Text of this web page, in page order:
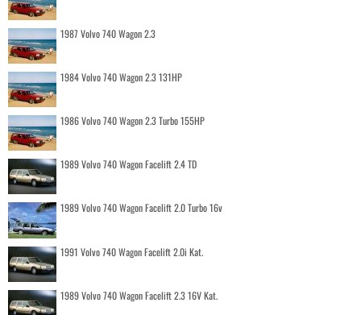
1987 Volvo 740 Wagon 2.3
1984 Volvo 740 Wagon 2.3 131HP
1986 Volvo 740 Wagon 2.3 Turbo 155HP
1989 Volvo 740 Wagon Facelift 2.4 TD
1989 Volvo 740 Wagon Facelift 2.0 Turbo 16v
1991 Volvo 740 Wagon Facelift 2.0i Kat.
1989 Volvo 740 Wagon Facelift 2.3 16V Kat.